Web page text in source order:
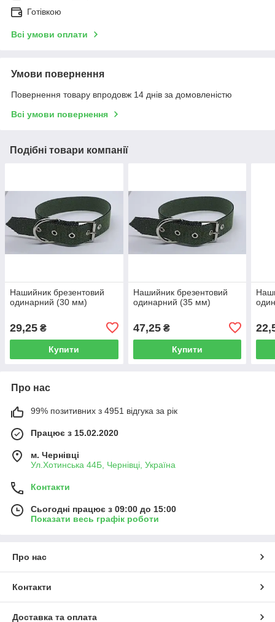
Готівкою
Всі умови оплати
Умови повернення
Повернення товару впродовж 14 днів за домовленістю
Всі умови повернення
Подібні товари компанії
Нашийник брезентовий
одинарний (30 мм)
29,25 ₴
Купити
Нашийник брезентовий
одинарний (35 мм)
47,25₴
Купити
Про нас
99% позитивних з 4951 відгука за рік
Працює з 15.02.2020
м. Чернівці
Ул.Хотинська 44Б, Чернівці, Україна
Контакти
Сьогодні працює з 09:00 до 15:00
Показати весь графік роботи
Про нас
Контакти
Доставка та оплата